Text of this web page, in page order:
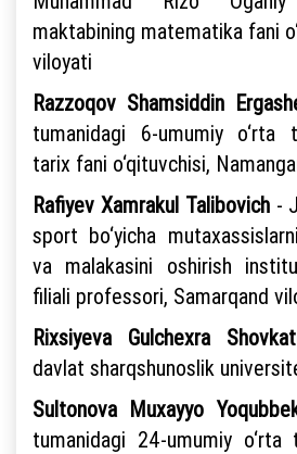
maktabining matematika fani
viloyati
Razzoqov Shamsiddin
tumanidagi 6-umumiy o‘rta
tarix fani o‘qituvchisi,
Rafiyev Xamrakul Talibovich-
sport bo‘yicha
va malakasini oshirish
filiali professori, Samarqand
Rixsiyeva Gulchexra
davlat sharqshunoslik
Sultonova Muxayyo
tumanidagi 24-umumiy o‘rta